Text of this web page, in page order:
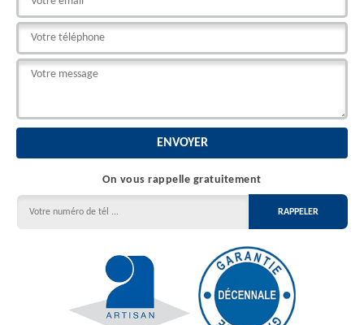
On vous rappelle gratuitement